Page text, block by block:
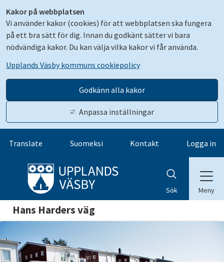
Kakor på webbplatsen
Vi använder kakor (cookies) för att webbplatsen ska fungera
på ett bra sätt för dig. Innan du godkänt sätter vi bara
nödvändiga kakor. Du kan välja vilka kakor vi får använda.
Upplands Väsby kommuns cookiepolicy
Godkänn alla kakor
Anpassa inställningar
Gå till innehåll
Translate Suomeksi Kontakt Logga in
Sök Meny
Hans Harders väg